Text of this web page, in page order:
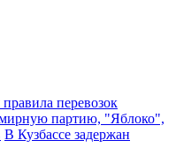
перевозок
партию, "Яблоко",
В Кузбассе задержан